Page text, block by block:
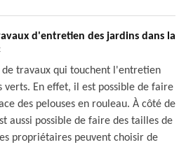
d'entretien des jardins dans la
de travaux qui touchent l'entretien
verts. En effet, il est possible de faire
des pelouses en rouleau. À côté de
aussi possible de faire des tailles de
propriétaires peuvent choisir de